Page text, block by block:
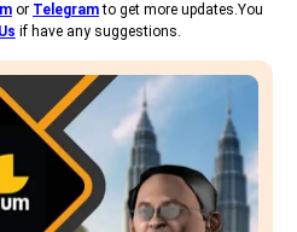
or Telegramto get more updates.You
if have any suggestions.